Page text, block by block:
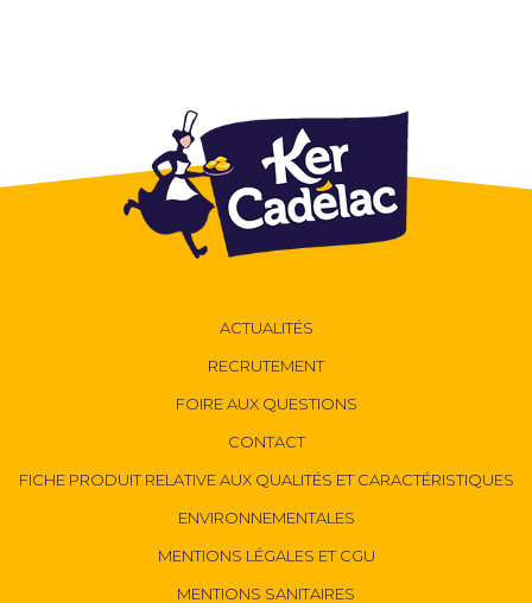
ACTUALITÉS
RECRUTEMENT
FOIRE AUX QUESTIONS
CONTACT
FICHE PRODUIT RELATIVE AUX QUALITÉS ET CARACTÉRISTIQUES
ENVIRONNEMENTALES
MENTIONS LÉGALES ET CGU
MENTIONS SANITAIRES